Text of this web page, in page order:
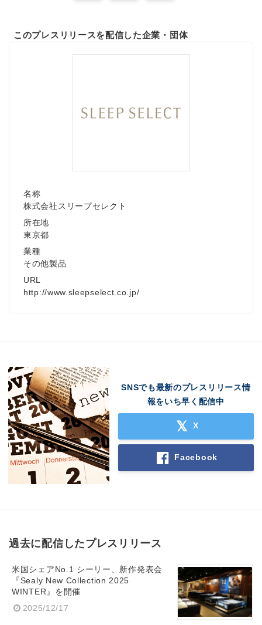
このプレスリリースを配信した企業・団体
名称
株式会社スリープセレクト
所在地
東京都
業種
その他製品
URL
http://www.sleepselect.co.jp/
SNSでも最新のプレスリリース情
報をいち早く配信中
X
Facebook
過去に配信したプレスリリース
米国シェアNo.1 シーリー、新作発表会
『Sealy New Collection 2025
WINTER』を開催
2025/12/17